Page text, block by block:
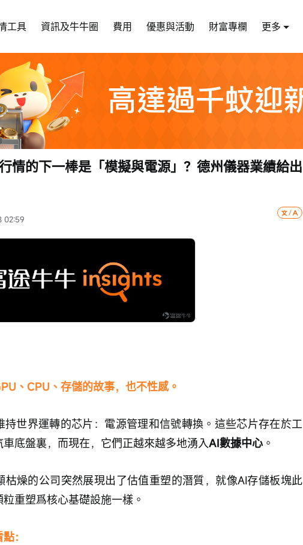
工具 資訊及牛牛圈 費用 優惠與活動 財富專欄 更多
02:59
情的下一棒是「模擬與電源」？德州儀器業績給出
、CPU、存儲的故事，也不性感。
持世界運轉的芯片：電源管理和信號轉換。這些芯片存在於工
底盤裏，而現在，它們正越來越多地湧入AI數據中心 。
枯燥的公司突然展現出了估值重塑的潛質，就像AI存儲板塊此
重塑爲核心基礎設施一樣。
：